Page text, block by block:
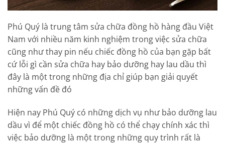
Phú Quý là trung tâm sửa chữa đồng hồ hàng đầu Việt
Nam với nhiều năm kinh nghiệm trong việc sửa chữa
cũng như thay pin nếu chiếc đồng hồ của bạn gặp bất
cứ lỗi gì cần sửa chữa hay bảo dưỡng hay lau dầu thì
đây là một trong những địa chỉ giúp bạn giải quyết
những vấn đề đó
Hiện nay Phú Quý có những dịch vụ như bảo dưỡng lau
dầu vì để một chiếc đồng hồ có thể chạy chính xác thì
việc bảo dưỡng là một trong những quy trình rất là